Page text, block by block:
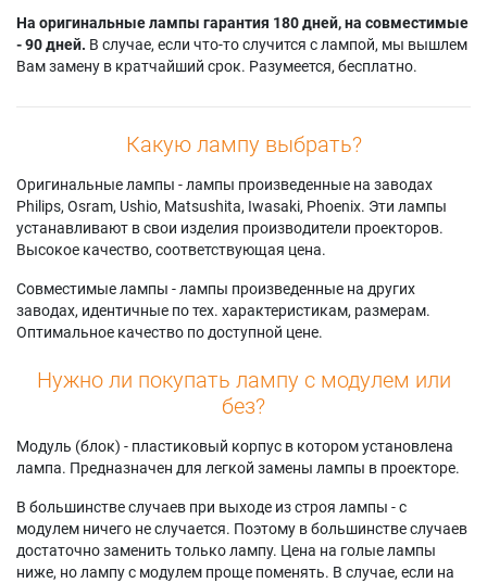
На оригинальные лампы гарантия 180 дней, на совместимые
- 90 дней. В случае, если что-то случится с лампой, мы вышлем
Вам замену в кратчайший срок. Разумеется, бесплатно.
Какую лампу выбрать?
Оригинальные лампы - лампы произведенные на заводах
Philips, Osram, Ushio, Matsushita, Iwasaki, Phoenix. Эти лампы
устанавливают в свои изделия производители проекторов.
Высокое качество, соответствующая цена.
Совместимые лампы - лампы произведенные на других
заводах, идентичные по тех. характеристикам, размерам.
Оптимальное качество по доступной цене.
Нужно ли покупать лампу с модулем или
без?
Модуль (блок) - пластиковый корпус в котором установлена
лампа. Предназначен для легкой замены лампы в проекторе.
В большинстве случаев при выходе из строя лампы - с
модулем ничего не случается. Поэтому в большинстве случаев
достаточно заменить только лампу. Цена на голые лампы
ниже, но лампу с модулем проще поменять. В случае, если на